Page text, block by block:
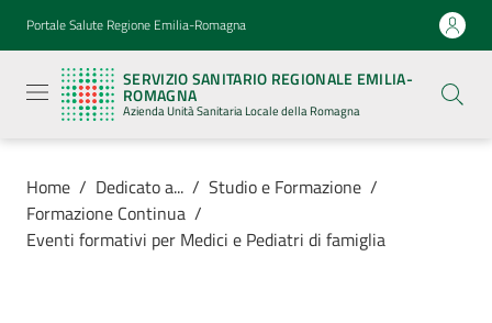
Vai al contenuto
Vai alla navigazione
Vai al footer
Portale Salute Regione Emilia-Romagna
SERVIZIO SANITARIO REGIONALE EMILIA-
ROMAGNA
Azienda Unità Sanitaria Locale della Romagna
Sanitario
Regionale
Emilia-
Romagna
Azienda
Sanitaria
Locale della
Romagna
Home / Dedicato a... / Studio e Formazione /
Formazione Continua /
Eventi formativi per Medici e Pediatri di famiglia